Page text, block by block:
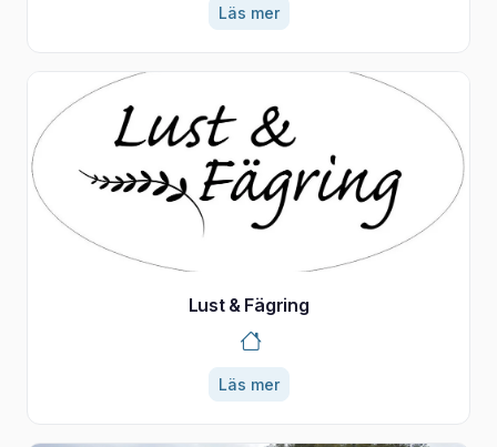
Läs mer
Lust & Fägring
Läs mer